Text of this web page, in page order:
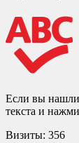
Если вы нашли
текста и
Визиты: 356